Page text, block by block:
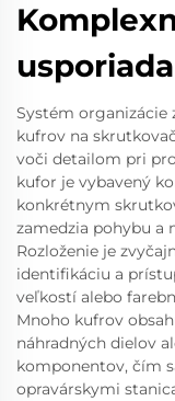
Systém
kufrov na
voči detailom pri
kufor je vybavený
konkrétnym
zamedzia pohybu a
Rozloženie je
identifikáciu a
veľkostí alebo
Mnoho kufrov
náhradných dielov
komponentov, čím
opravárskymi